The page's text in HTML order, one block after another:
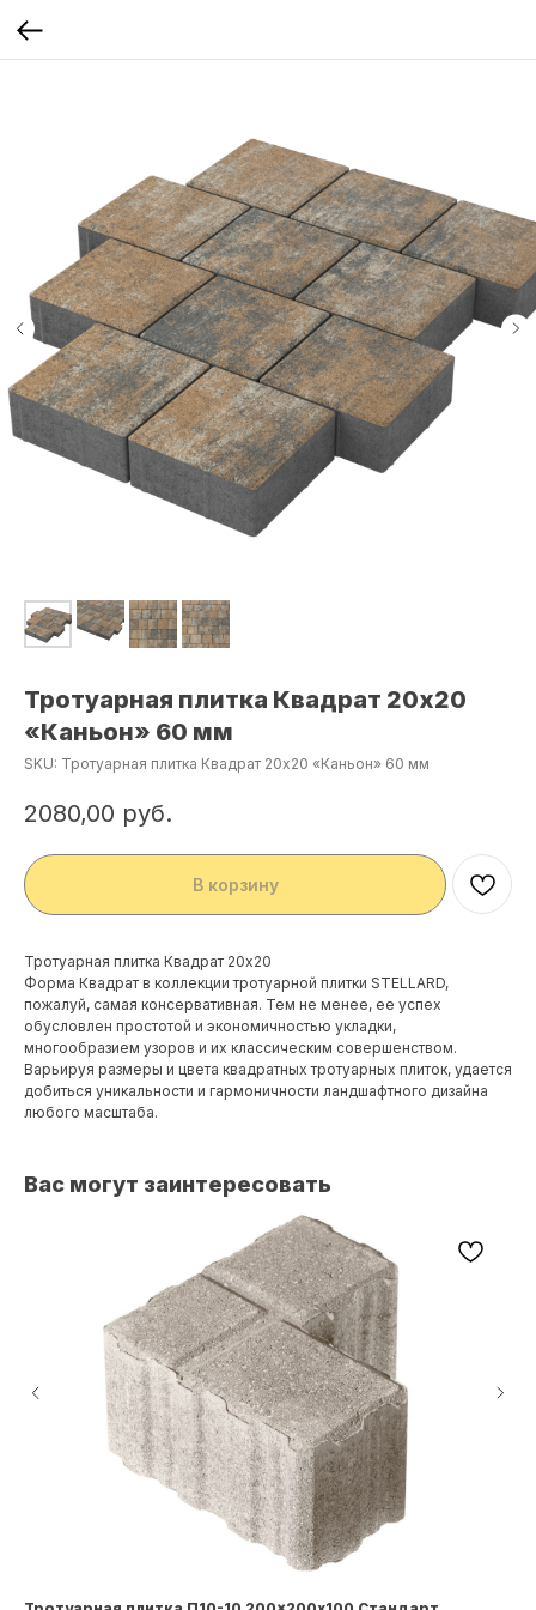
Тротуарная плитка Квадрат 20х20
«Каньон» 60 мм
SKU: Тротуарная плитка Квадрат 20х20 «Каньон» 60 мм
2080,00 руб.
В корзину
Тротуарная плитка Квадрат 20х20
Форма Квадрат в коллекции тротуарной плитки STELLARD,
пожалуй, самая консервативная. Тем не менее, ее успех
обусловлен простотой и экономичностью укладки,
многообразием узоров и их классическим совершенством.
Варьируя размеры и цвета квадратных тротуарных плиток, удается
добиться уникальности и гармоничности ландшафтного дизайна
любого масштаба.
Вас могут заинтересовать
Сейчас сотрудники
не в офисе. Хотите, в выбранное
время мы сами Вам перезвоним?
в
Жду звонка!
Нажимая на кнопку "Жду звонка!
", я даю свое
согласие на обработку персональных данных и
условия соглашения